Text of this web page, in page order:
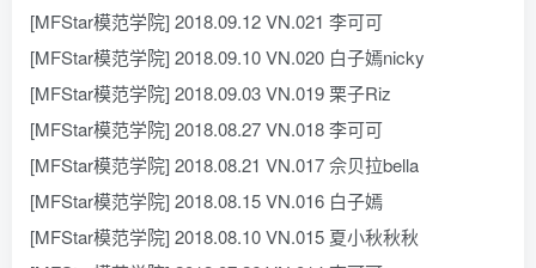
[MFStar模范学院] 2018.09.12 VN.021 李可可
[MFStar模范学院] 2018.09.10 VN.020 白子嫣nicky
[MFStar模范学院] 2018.09.03 VN.019 栗子Riz
[MFStar模范学院] 2018.08.27 VN.018 李可可
[MFStar模范学院] 2018.08.21 VN.017 佘贝拉bella
[MFStar模范学院] 2018.08.15 VN.016 白子嫣
[MFStar模范学院] 2018.08.10 VN.015 夏小秋秋秋